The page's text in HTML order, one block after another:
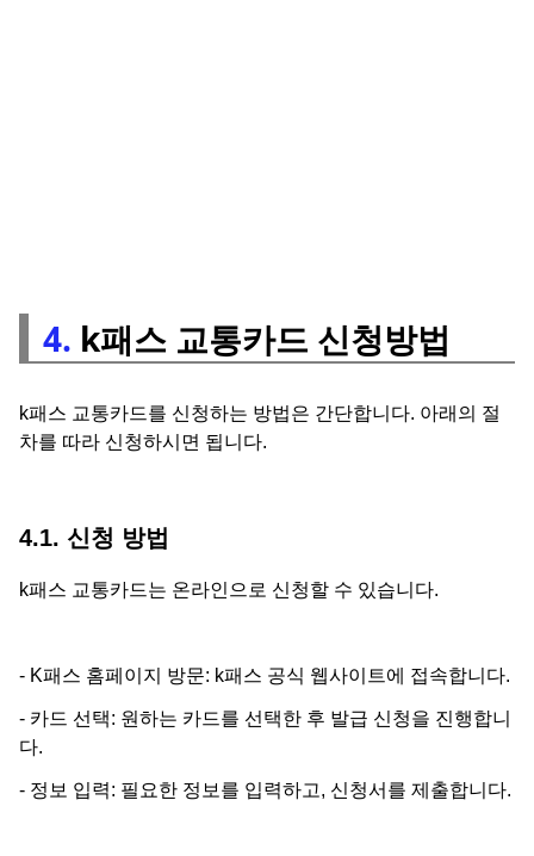
4. k패스 교통카드 신청방법
k패스 교통카드를 신청하는 방법은 간단합니다. 아래의 절
차를 따라 신청하시면 됩니다.
4.1. 신청 방법
k패스 교통카드는 온라인으로 신청할 수 있습니다.
- K패스 홈페이지 방문: k패스 공식 웹사이트에 접속합니다.
- 카드 선택: 원하는 카드를 선택한 후 발급 신청을 진행합니
다.
- 정보 입력: 필요한 정보를 입력하고, 신청서를 제출합니다.